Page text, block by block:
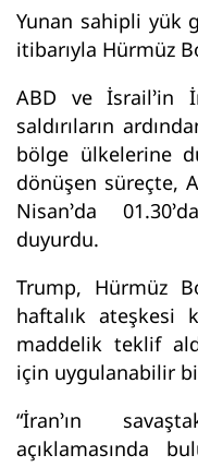
Yunan sahipli yük
itibarıyla Hürmüz
ABD ve İsrail’in
saldırıların
bölge ülkelerine
dönüşen süreçte,
Nisan’da
duyurdu.
Trump, Hürmüz
haftalık ateşkesi
maddelik teklif
için uygulanabilir
“İran’ın
açıklamasında